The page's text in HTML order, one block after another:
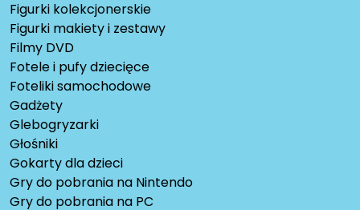
Figurki kolekcjonerskie
Figurki makiety i zestawy
Filmy DVD
Fotele i pufy dziecięce
Foteliki samochodowe
Gadżety
Glebogryzarki
Głośniki
Gokarty dla dzieci
Gry do pobrania na Nintendo
Gry do pobrania na PC